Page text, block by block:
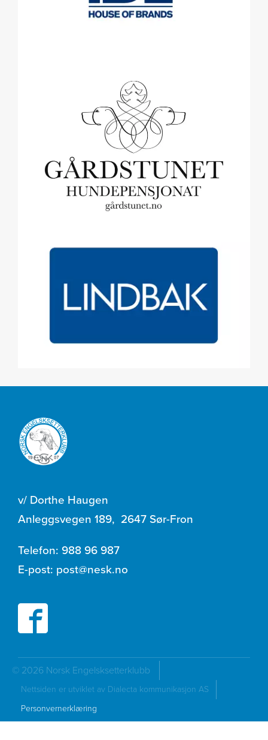
v/ Dorthe Haugen
Anleggsvegen 189, 2647 Sør-Fron
Telefon: 988 96 987
E-post: post@nesk.no
© 2026 Norsk Engelsksetterklubb
Nettsiden er utviklet av Dialecta kommunikasjon AS
Personvernerklæring